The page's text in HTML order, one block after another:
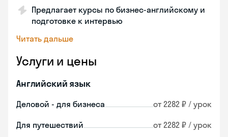
Предлагает курсы по бизнес-английскому и
подготовке к интервью
Читать дальше
Услуги и цены
Английский язык
Деловой - для бизнеса от 2282 ₽ / урок
Для путешествий от 2282 ₽ / урок